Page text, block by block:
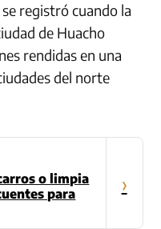
se registró cuando la
de Huacho
rendidas en una
del norte
o limpia
para
›